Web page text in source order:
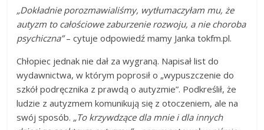
„Dokładnie porozmawialiśmy, wytłumaczyłam mu, że
autyzm to całościowe zaburzenie rozwoju, a nie choroba
psychiczna”– cytuje odpowiedź mamy Janka tokfm.pl.
Chłopiec jednak nie dał za wygraną. Napisał list do
wydawnictwa, w którym poprosił o „wypuszczenie do
szkół podręcznika z prawdą o autyzmie”. Podkreślił, że
ludzie z autyzmem komunikują się z otoczeniem, ale na
swój sposób. „To krzywdzące dla mnie i dla innych